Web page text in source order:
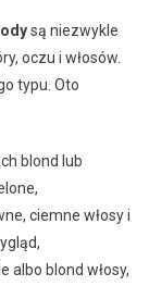
są niezwykle
oczu i włosów.
typu. Oto
blond lub
ciemne włosy i
albo blond włosy,